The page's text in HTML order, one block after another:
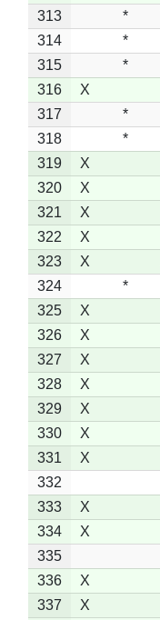
313
*
314
*
315
*
316
X
317
*
318
*
319
X
320
X
321
X
322
X
323
X
324
*
325
X
326
X
327
X
328
X
329
X
330
X
331
X
332
333
X
334
X
335
336
X
337
X